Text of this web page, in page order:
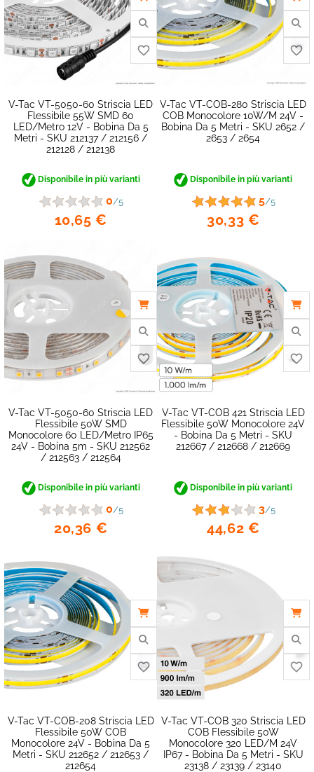
favorite_border
V-Tac VT-5050-60 Striscia LED
Flessibile 55W SMD 60
LED/metro 12V - Bobina Da 5
Metri - SKU 212137 / 212156 /
212128 / 212138
Disponibile in più varianti
0/5
10,65 €
V-Tac VT-COB-280 Striscia LED
COB Monocolore 10W/M 24V -
Bobina Da 5 Metri - SKU 2652 /
2653 / 2654
Disponibile in più varianti
5/5
30,33 €
V-Tac VT-5050-60 Striscia LED
Flessibile 50W SMD
Monocolore 60 LED/metro IP65
24V - Bobina 5m - SKU 212562
/ 212563 / 212564
Disponibile in più varianti
0/5
20,36 €
V-Tac VT-COB 421 Striscia LED
Flessibile 50W Monocolore 24V
- Bobina Da 5 Metri - SKU
212667 / 212668 / 212669
Disponibile in più varianti
3/5
44,62 €
V-Tac VT-COB-208 Striscia LED
Flessibile 50W COB
Monocolore 24V - Bobina Da 5
Metri - SKU 212652 / 212653 /
212654
V-Tac VT-COB 320 Striscia LED
COB Flessibile 50W
Monocolore 320 LED/m 24V
IP67 - Bobina Da 5 Metri - SKU
23138 / 23139 / 23140